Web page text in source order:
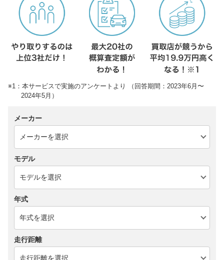
※1：本サービスで実施のアンケートより （回答期間：2023年6月〜
2024年5月）
メーカー
モデル
年式
走行距離